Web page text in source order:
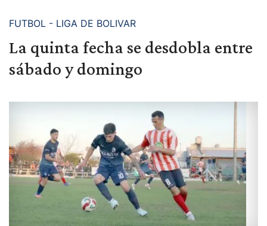
FUTBOL - LIGA DE BOLIVAR
La quinta fecha se desdobla entre
sábado y domingo